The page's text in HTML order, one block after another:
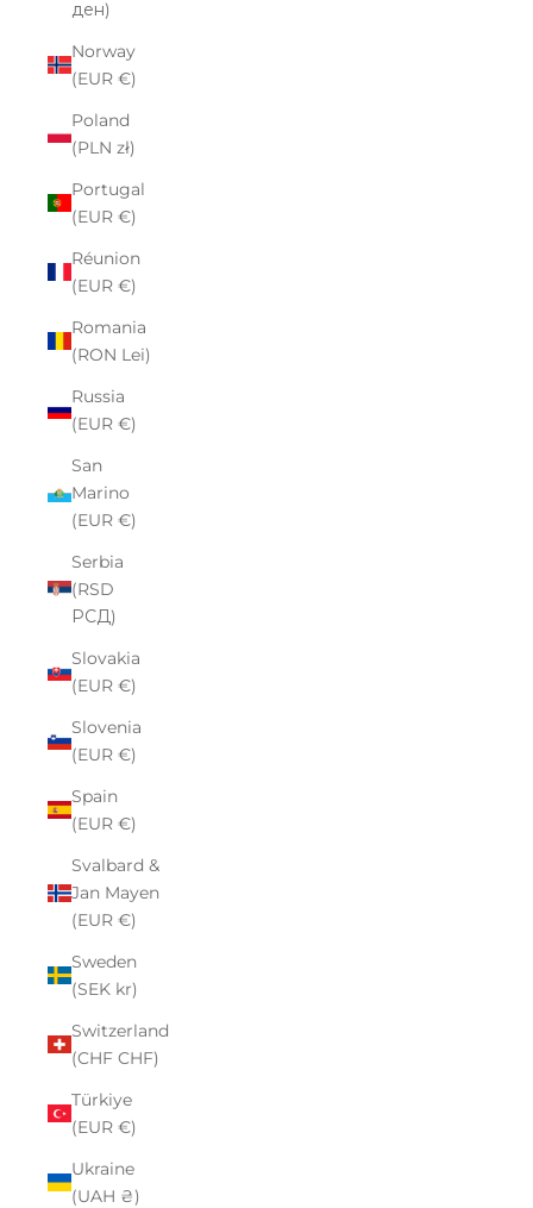
ден)
Norway
(EUR €)
Poland
(PLN zł)
Portugal
(EUR €)
Réunion
(EUR €)
Romania
(RON Lei)
Russia
(EUR €)
San
Marino
(EUR €)
Serbia
(RSD
РСД)
Slovakia
(EUR €)
Slovenia
(EUR €)
Spain
(EUR €)
Svalbard &
Jan Mayen
(EUR €)
Sweden
(SEK kr)
Switzerland
(CHF CHF)
Türkiye
(EUR €)
Ukraine
(UAH ₴)